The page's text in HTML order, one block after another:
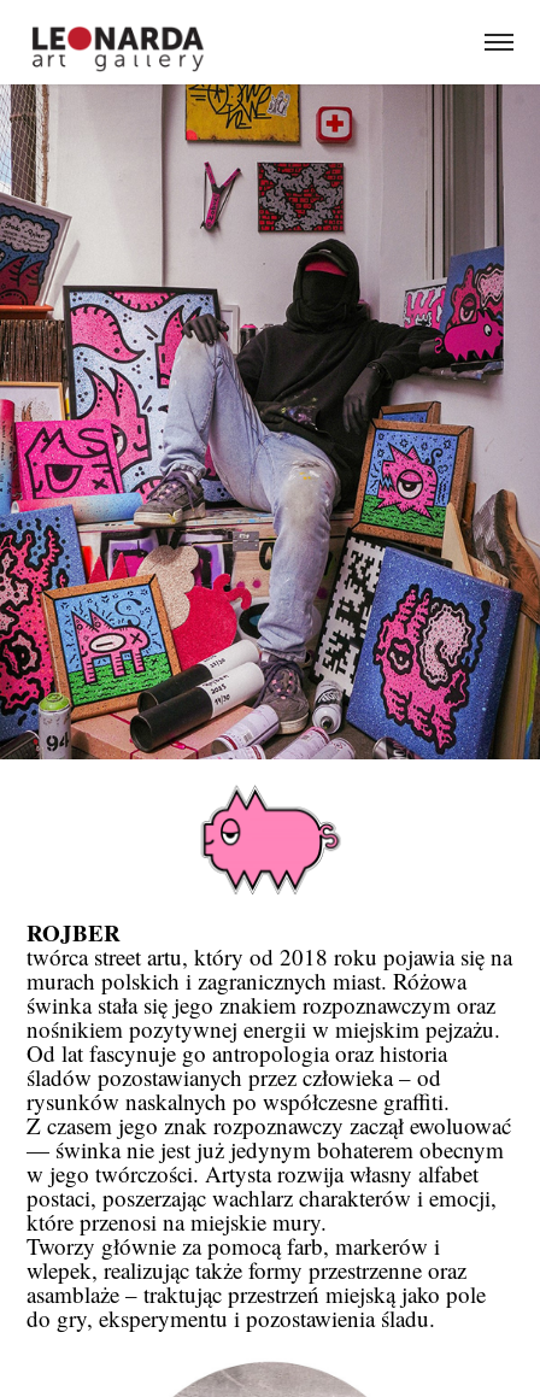
ROJBER
twórca street artu, który od 2018 roku pojawia się na
murach polskich i zagranicznych miast. Różowa
świnka stała się jego znakiem rozpoznawczym oraz
nośnikiem pozytywnej energii w miejskim pejzażu.
Od lat fascynuje go antropologia oraz historia
śladów pozostawianych przez człowieka – od
rysunków naskalnych po współczesne graffiti.
Z czasem jego znak rozpoznawczy zaczął ewoluować
— świnka nie jest już jedynym bohaterem obecnym
w jego twórczości. Artysta rozwija własny alfabet
postaci, poszerzając wachlarz charakterów i emocji,
które przenosi na miejskie mury.
Tworzy głównie za pomocą farb, markerów i
wlepek, realizując także formy przestrzenne oraz
asamblaże – traktując przestrzeń miejską jako pole
do gry, eksperymentu i pozostawienia śladu.